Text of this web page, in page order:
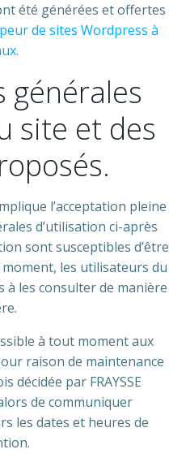
été générées et offertes
de sites Wordpress à
générales
site et des
l’acceptation pleine
d’utilisation ci-après
sont susceptibles d’être
les utilisateurs du
à les consulter de manière
à tout moment aux
raison de maintenance
par FRAYSSE
de communiquer
les dates et heures de